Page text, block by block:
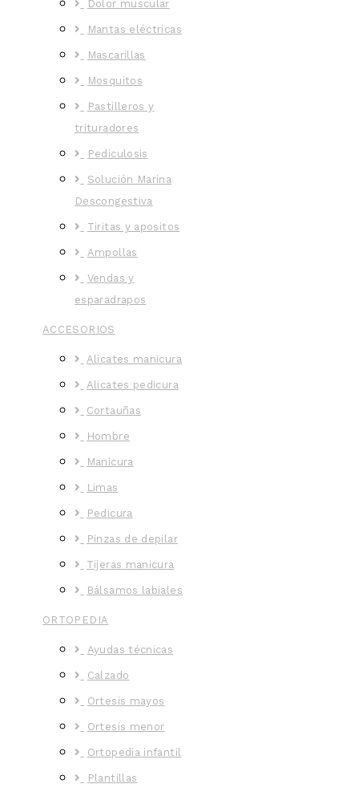
Dolor muscular
Mantas eléctricas
Mascarillas
Mosquitos
Pastilleros y
trituradores
Pediculosis
Solución Marina
Descongestiva
Tiritas y apositos
Ampollas
Vendas y
esparadrapos
ACCESORIOS
Alicates manicura
Alicates pedicura
Cortauñas
Hombre
Manicura
Limas
Pedicura
Pinzas de depilar
Tijeras manicura
Bálsamos labiales
ORTOPEDIA
Ayudas técnicas
Calzado
Ortesis mayos
Ortesis menor
Ortopedia infantil
Plantillas